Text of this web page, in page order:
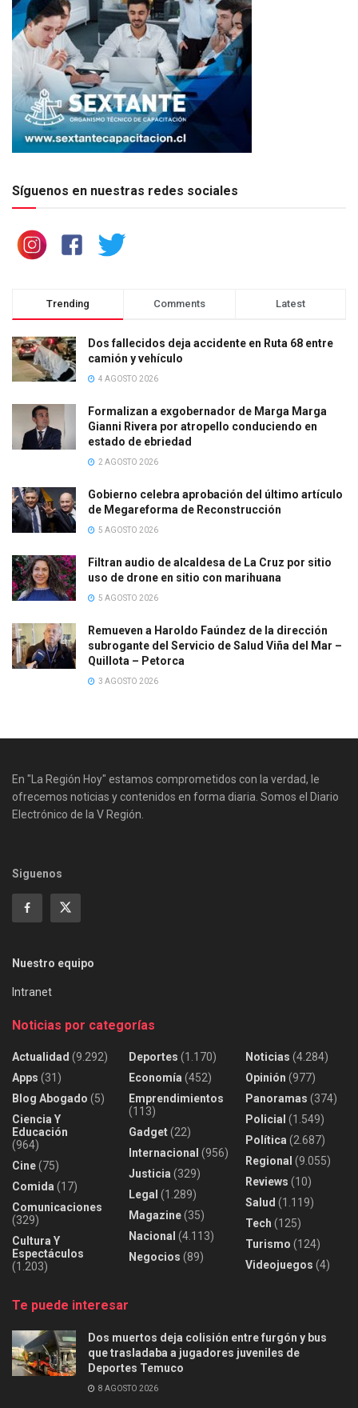
Síguenos en nuestras redes sociales
Trending Comments Latest
Dos fallecidos deja accidente en Ruta 68 entre
camión y vehículo
4 AGOSTO 2026
Formalizan a exgobernador de Marga Marga
Gianni Rivera por atropello conduciendo en
estado de ebriedad
2 AGOSTO 2026
Gobierno celebra aprobación del último artículo
de Megareforma de Reconstrucción
5 AGOSTO 2026
Filtran audio de alcaldesa de La Cruz por sitio
uso de drone en sitio con marihuana
5 AGOSTO 2026
Remueven a Haroldo Faúndez de la dirección
subrogante del Servicio de Salud Viña del Mar –
Quillota – Petorca
3 AGOSTO 2026
En "La Región Hoy" estamos comprometidos con la verdad, le
ofrecemos noticias y contenidos en forma diaria. Somos el Diario
Electrónico de la V Región.
Siguenos
Nuestro equipo
Intranet
Noticias por categorías
Actualidad (9.292)
Apps (31)
Blog Abogado (5)
Ciencia Y
Educación
(964)
Cine(75)
Comida (17)
Comunicaciones
(329)
Cultura Y
Espectáculos
(1.203)
Deportes (1.170)
Economía (452)
Emprendimientos
(113)
Gadget(22)
Internacional (956)
Justicia (329)
Legal (1.289)
Magazine(35)
Nacional (4.113)
Negocios (89)
Noticias (4.284)
Opinión (977)
Panoramas (374)
Policial (1.549)
Política (2.687)
Regional (9.055)
Reviews (10)
Salud (1.119)
Tech (125)
Turismo (124)
Videojuegos (4)
Te puede interesar
Dos muertos deja colisión entre furgón y bus
que trasladaba a jugadores juveniles de
Deportes Temuco
8 AGOSTO 2026